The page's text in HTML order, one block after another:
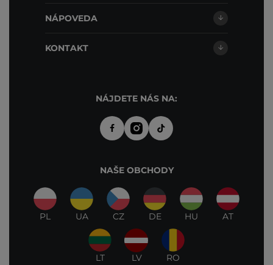
NÁPOVEDA
KONTAKT
NÁJDETE NÁS NA:
NAŠE OBCHODY
PL UA CZ DE HU AT
LT LV RO